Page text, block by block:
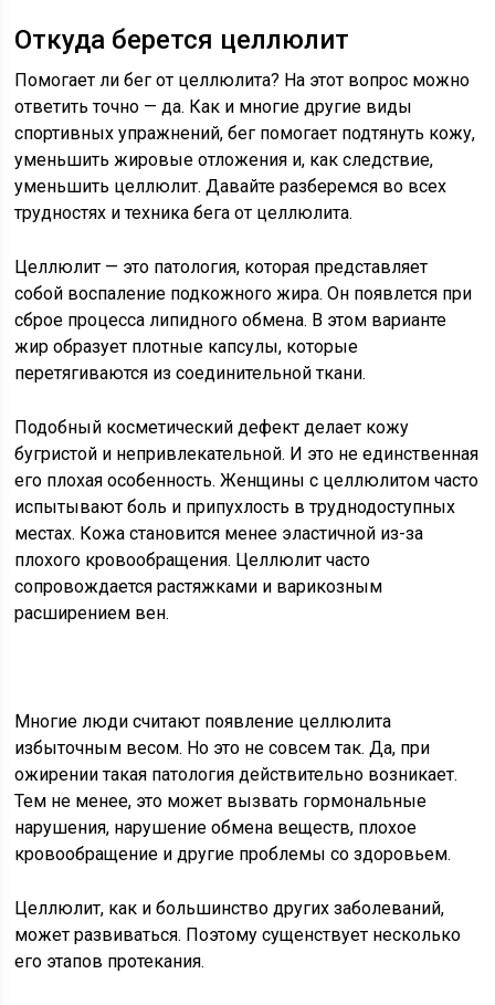
Откуда берется целлюлит
Помогает ли бег от целлюлита? На этот вопрос можно
ответить точно — да. Как и многие другие виды
спортивных упражнений, бег помогает подтянуть кожу,
уменьшить жировые отложения и, как следствие,
уменьшить целлюлит. Давайте разберемся во всех
трудностях и техника бега от целлюлита.
Целлюлит — это патология, которая представляет
собой воспаление подкожного жира. Он появлется при
сброе процесса липидного обмена. В этом варианте
жир образует плотные капсулы, которые
перетягиваются из соединительной ткани.
Подобный косметический дефект делает кожу
бугристой и непривлекательной. И это не единственная
его плохая особенность. Женщины с целлюлитом часто
испытывают боль и припухлость в труднодоступных
местах. Кожа становится менее эластичной из-за
плохого кровообращения. Целлюлит часто
сопровождается растяжками и варикозным
расширением вен.
Многие люди считают появление целлюлита
избыточным весом. Но это не совсем так. Да, при
ожирении такая патология действительно возникает.
Тем не менее, это может вызвать гормональные
нарушения, нарушение обмена веществ, плохое
кровообращение и другие проблемы со здоровьем.
Целлюлит, как и большинство других заболеваний,
может развиваться. Поэтому сущенствует несколько
его этапов протекания.